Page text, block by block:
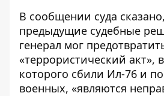
В сообщении суда
предыдущие судебные
генерал мог
«террористический акт»,
которого сбили Ил-76 и
военных, «являются